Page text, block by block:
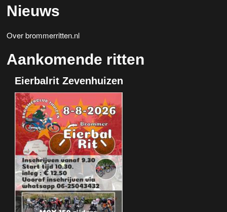
Nieuws
Over brommerritten.nl
Aankomende ritten
Eierbalrit Zevenhuizen